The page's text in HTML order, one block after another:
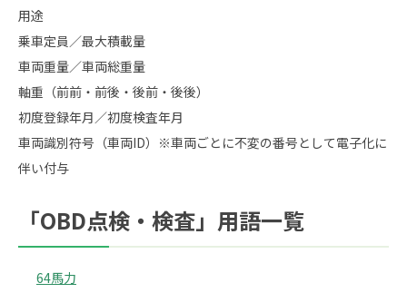
用途
乗車定員／最大積載量
車両重量／車両総重量
軸重（前前・前後・後前・後後）
初度登録年月／初度検査年月
車両識別符号（車両ID）※車両ごとに不変の番号として電子化に
伴い付与
「OBD点検・検査」用語一覧
64馬力